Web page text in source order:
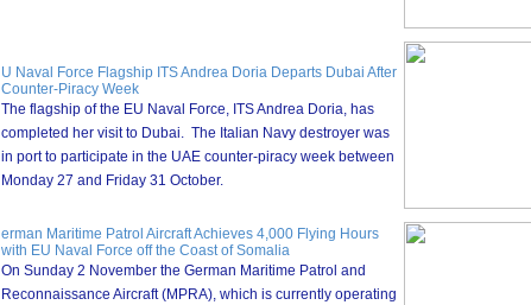
U Naval Force Flagship ITS Andrea Doria Departs Dubai After
Counter-Piracy Week
The flagship of the EU Naval Force, ITS Andrea Doria, has
completed her visit to Dubai. The Italian Navy destroyer was
in port to participate in the UAE counter-piracy week between
Monday 27 and Friday 31 October.
erman Maritime Patrol Aircraft Achieves 4,000 Flying Hours
with EU Naval Force off the Coast of Somalia
On Sunday 2 November the German Maritime Patrol and
Reconnaissance Aircraft (MPRA), which is currently operating